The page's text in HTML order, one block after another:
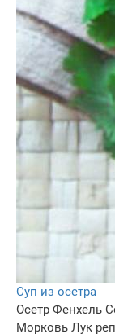
Суп из осетра
Осетр Фенхель
Морковь Лук